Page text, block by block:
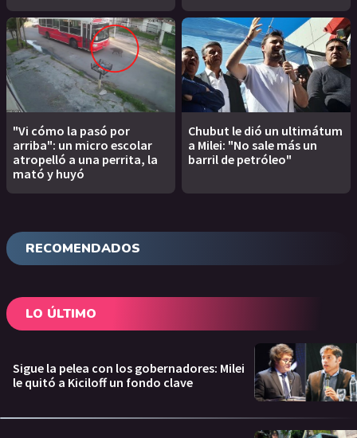
"Vi cómo la pasó por
arriba": un micro escolar
atropelló a una perrita, la
mató y huyó
Chubut le dió un ultimátum
a Milei: "No sale más un
barril de petróleo"
RECOMENDADOS
LO ÚLTIMO
Sigue la pelea con los gobernadores: Milei
le quitó a Kiciloff un fondo clave